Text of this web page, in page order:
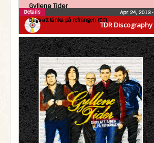
TDR Discography
Gyllene Tider
Dags att tänka på refrängen (CD)
Apr 24, 2013•
Details